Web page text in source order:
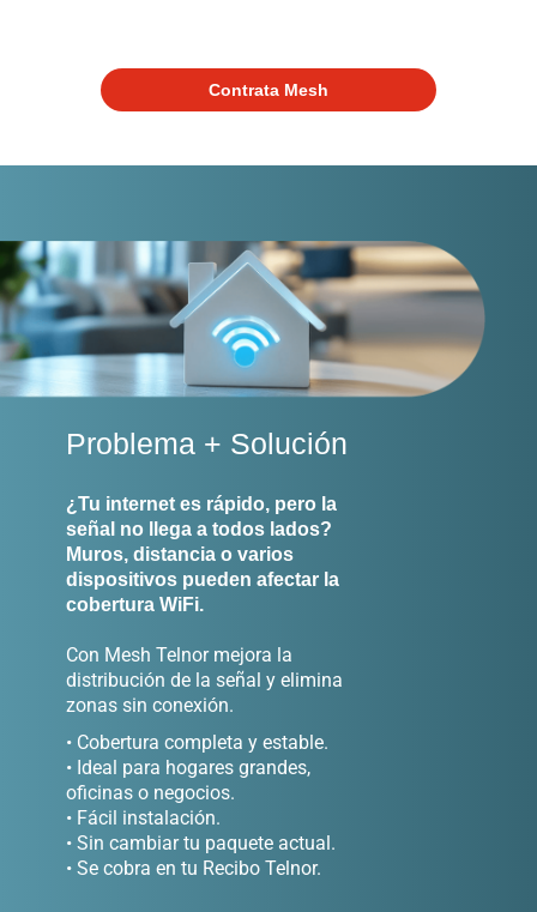
de
Atención
Telnor
-
Sitios
WiFi
Contrata Mesh
Problema + Solución
¿Tu internet es rápido, pero la
señal no llega a todos lados?
Muros, distancia o varios
dispositivos pueden afectar la
cobertura WiFi.
Con Mesh Telnor mejora la
distribución de la señal y elimina
zonas sin conexión.
• Cobertura completa y estable.
• Ideal para hogares grandes,
oficinas o negocios.
• Fácil instalación.
• Sin cambiar tu paquete actual.
• Se cobra en tu Recibo Telnor.